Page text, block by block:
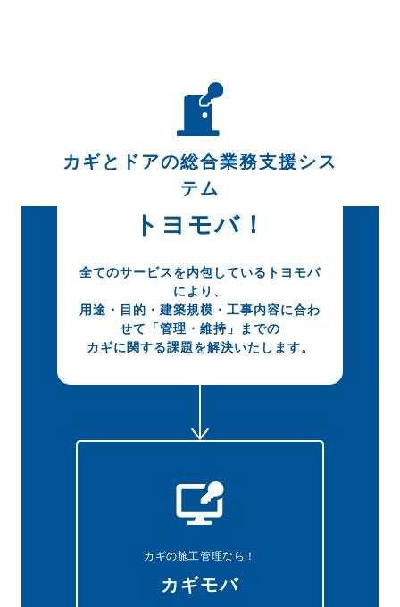
カギとドアの総合業務支援シス
テム
トヨモバ！
全てのサービスを内包しているトヨモバ
により、
用途・目的・建築規模・工事内容に合わ
せて 「管理・維持」までの
カギに関する課題を解決いたします。
カギの施工管理なら！
カギモバ